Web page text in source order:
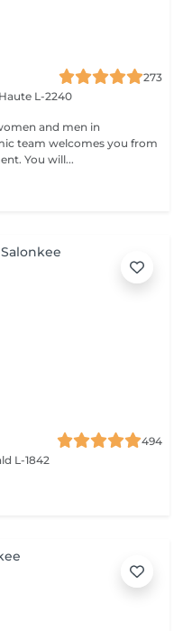
273
L-2240
and men in
team welcomes you from
Monday to Saturday by appointment. You will...
494
L-1842